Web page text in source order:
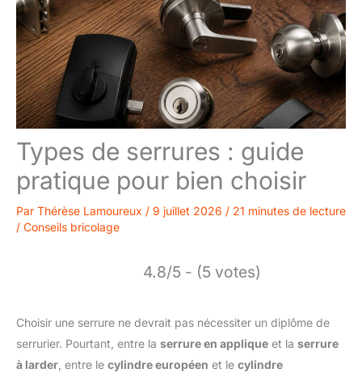
Types de serrures : guide
pratique pour bien choisir
Par Thérèse Lamoureux / 9 juillet 2026 / 21 minutes de lecture
/ Conseils bricolage
4.8/5 - (5 votes)
Choisir une serrure ne devrait pas nécessiter un diplôme de
serrurier. Pourtant, entre la serrure en applique et la serrure
à larder , entre le cylindre européen et le cylindre